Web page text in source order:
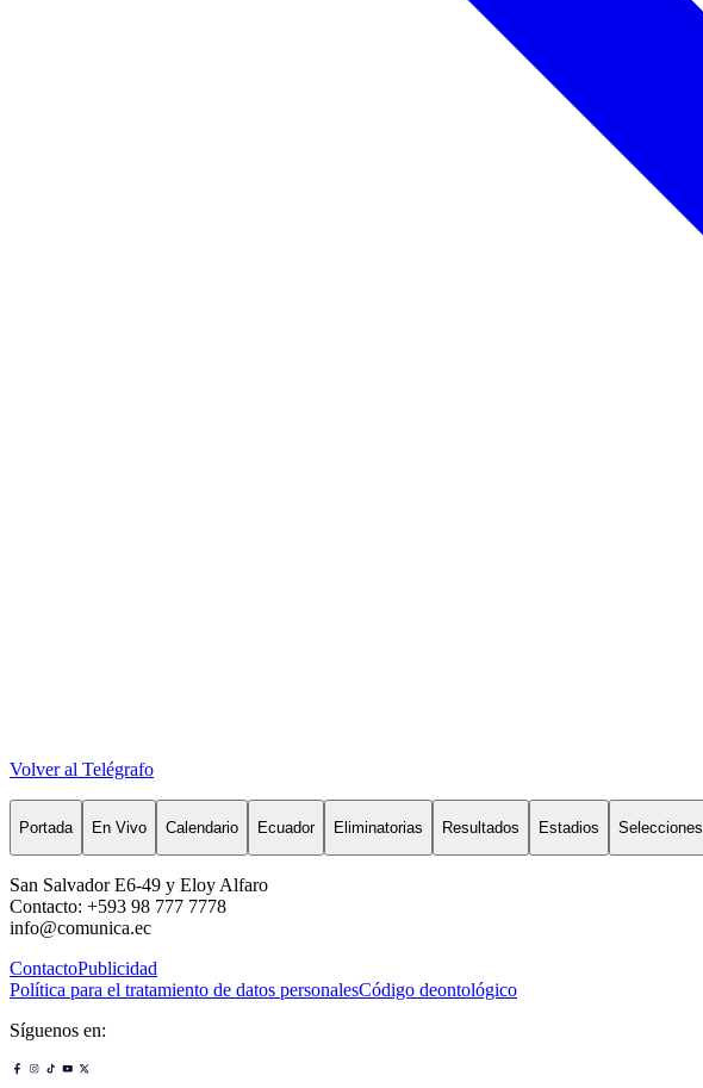
Volver al Telégrafo
Portada En Vivo Calendario Ecuador Eliminatorias Resultados Estadios Selecciones
San Salvador E6-49 y Eloy Alfaro
Contacto: +593 98 777 7778
info@comunica.ec
ContactoPublicidad
Política para el tratamiento de datos personalesCódigo deontológico
Síguenos en: